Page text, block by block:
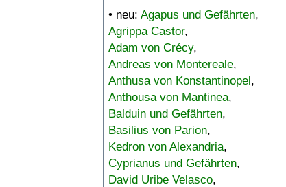
• neu: Agapus und Gefährten,
Agrippa Castor,
Adam von Crécy,
Andreas von Montereale,
Anthusa von Konstantinopel,
Anthousa von Mantinea,
Balduin und Gefährten,
Basilius von Parion,
Kedron von Alexandria,
Cyprianus und Gefährten,
David Uribe Velasco,